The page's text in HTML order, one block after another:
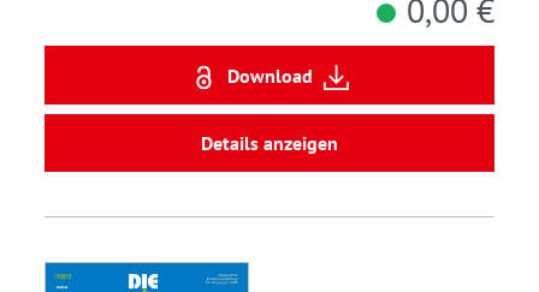
0,00 €
Download
Details anzeigen